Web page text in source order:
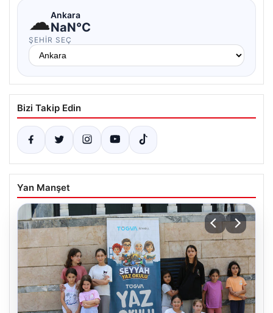
☁Ankara
NaN°C
ŞEHIR SEÇ
Bizi Takip Edin
Yan Manşet